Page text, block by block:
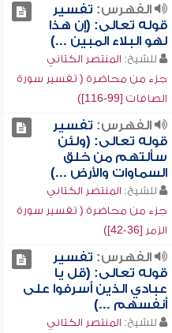
الفهرس: تفسير
قوله تعالى: (إن هذا
لهو البلاء المبين ...)
للشيخ: المنتصر الكتاني
جزء من محاضرة ( تفسير سورة
الصافات [99-116])
الفهرس: تفسير
قوله تعالى: (ولئن
سألتهم من خلق
السماوات والأرض ...)
للشيخ: المنتصر الكتاني
جزء من محاضرة ( تفسير سورة
الزمر [36-42])
الفهرس: تفسير
قوله تعالى: (قل يا
عبادي الذين أسرفوا على
أنفسهم ...)
للشيخ: المنتصر الكتاني